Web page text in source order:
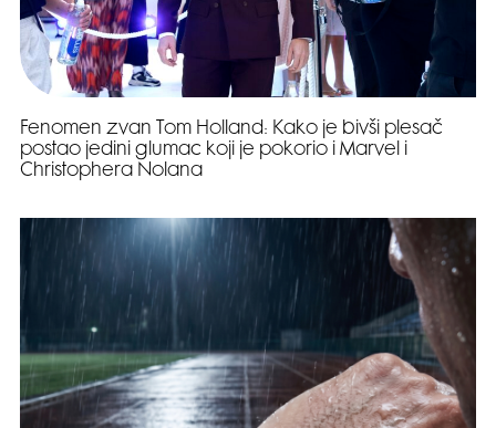
Fenomen zvan Tom Holland: Kako je bivši plesač
postao jedini glumac koji je pokorio i Marvel i
Christophera Nolana